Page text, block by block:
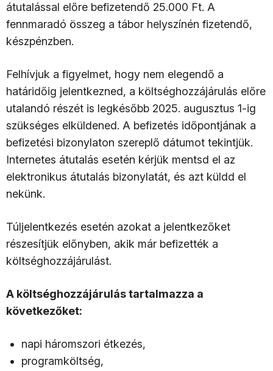
átutalással előre befizetendő 25.000 Ft. A
fennmaradó összeg a tábor helyszínén fizetendő,
készpénzben.
Felhívjuk a figyelmet, hogy nem elegendő a
határidőig jelentkezned, a költséghozzájárulás előre
utalandó részét is legkésőbb 2025. augusztus 1-ig
szükséges elküldened. A befizetés időpontjának a
befizetési bizonylaton szereplő dátumot tekintjük.
Internetes átutalás esetén kérjük mentsd el az
elektronikus átutalás bizonylatát, és azt küldd el
nekünk.
Túljelentkezés esetén azokat a jelentkezőket
részesítjük előnyben, akik már befizették a
költséghozzájárulást.
A költséghozzájárulás tartalmazza a
következőket:
napi háromszori étkezés,
programköltség,